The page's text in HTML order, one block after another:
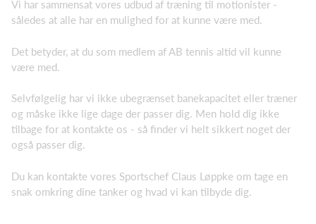
Vi har sammensat vores udbud af træning til motionister -
således at alle har en mulighed for at kunne være med.
Det betyder, at du som medlem af AB tennis altid vil kunne
være med.
Selvfølgelig har vi ikke ubegrænset banekapacitet eller træner
og måske ikke lige dage der passer dig. Men hold dig ikke
tilbage for at kontakte os - så finder vi helt sikkert noget der
også passer dig.
Du kan kontakte vores Sportschef Claus Løppke om tage en
snak omkring dine tanker og hvad vi kan tilbyde dig.